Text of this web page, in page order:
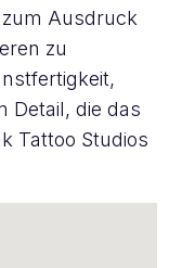
Ausdruck
zu
Detail, die das
Tattoo Studios